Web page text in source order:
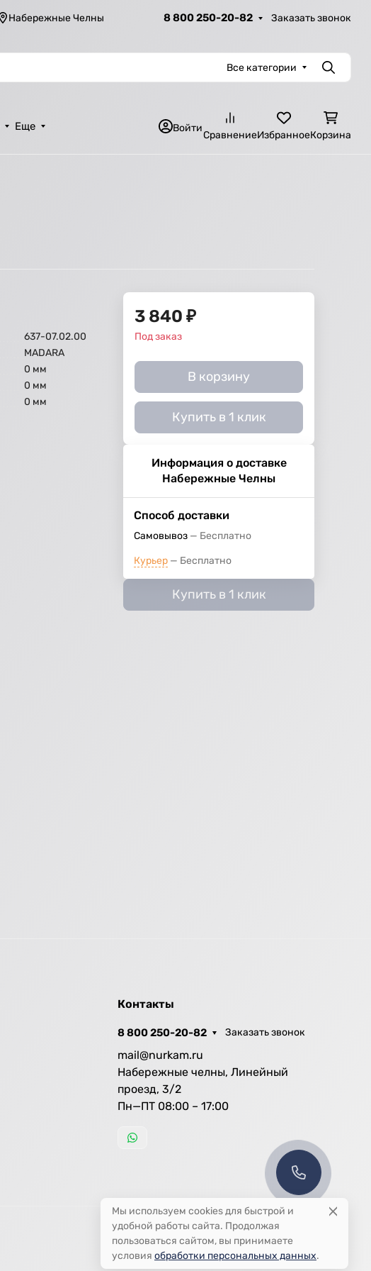
Набережные Челны 8 800 250-20-82 Заказать звонок
Все категории Поиск
Еще Войти
СравнениеИзбранноеКорзина
637-07.02.00
МАDARA
0 мм
0 мм
0 мм
3 840 ₽
Под заказ
В корзину
Купить в 1 клик
Информация о доставке
Набережные Челны
Способ доставки
Самовывоз Бесплатно
Курьер Бесплатно
Купить в 1 клик
Контакты
8 800 250-20-82 Заказать звонок
mail@nurkam.ru
Набережные челны, Линейный
проезд, 3/2
Пн—ПТ 08:00 – 17:00
Мы используем cookies для быстрой и
удобной работы сайта. Продолжая
пользоваться сайтом, вы принимаете
условия обработки персональных данных.